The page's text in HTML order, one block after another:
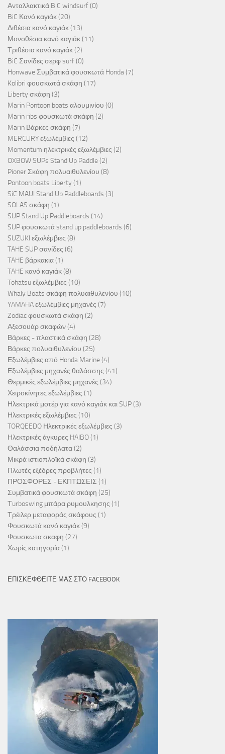
Ανταλλακτικά BiC windsurf(0)
BiC Κανό καγιάκ(20)
Διθέσια κανό καγιάκ(13)
Μονοθέσια κανό καγιάκ(11)
Τριθέσια κανό καγιάκ(2)
BiC Σανίδες σερφ surf(0)
Honwave Συμβατικά φουσκωτά Honda(7)
Kolibri φουσκωτά σκάφη (17)
Liberty σκάφη (3)
Marin Pontoon boats αλουμινίου (0)
Marin ribs φουσκωτά σκάφη (2)
Marin Βάρκες σκάφη (7)
MERCURY εξωλέμβιες (12)
Momentum ηλεκτρικές εξωλέμβιες (2)
OXBOW SUPs Stand Up Paddle(2)
Pioner Σκάφη πολυαιθυλενίου (8)
Pontoon boats Liberty (1)
SiC MAUI Stand Up Paddleboards (3)
SOLAS σκάφη (1)
SUP Stand Up Paddleboards (14)
SUP φουσκωτά stand up paddleboards (6)
SUZUKI εξωλέμβιες (8)
TAHE SUP σανίδες (6)
TAHE βάρκακια(1)
TAHE κανό καγιάκ(8)
Tohatsu εξωλέμβιες (10)
Whaly Boats σκάφη πολυαιθυλενίου (10)
YAMAHA εξωλέμβιες μηχανές (7)
Zodiac φουσκωτά σκάφη (2)
Αξεσουάρ σκαφών(4)
Βάρκες - πλαστικά σκάφη (28)
Βάρκες πολυαιθυλενίου (25)
Εξωλέμβιες από Honda Marine(4)
Εξωλέμβιες μηχανές θαλάσσης (41)
Θερμικές εξωλέμβιες μηχανές (34)
Χειροκίνητες εξωλέμβιες (1)
Ηλεκτρικά μοτέρ για κανό καγιάκ και SUP(3)
Ηλεκτρικές εξωλέμβιες (10)
TORQEEDO Ηλεκτρικές εξωλέμβιες (3)
Ηλεκτρικές άγκυρες HAIBO(1)
Θαλάσσια ποδήλατα(2)
Μικρά ιστιοπλοϊκά σκάφη (3)
Πλωτές εξέδρες προβλήτες (1)
ΠΡΟΣΦΟΡΕΣ - ΕΚΠΤΩΣΕΙΣ (1)
Συμβατικά φουσκωτά σκάφη (25)
Τurboswing μπάρα ρυμουλκησης (1)
Τρέιλερ μεταφοράς σκάφους (1)
Φουσκωτά κανό καγιάκ(9)
Φουσκωτα σκαφη (27)
Χωρίς κατηγορία(1)
ΕΠΙΣΚΕΦΘΕΊΤΕ ΜΑΣ ΣΤΟ FACEBOOK